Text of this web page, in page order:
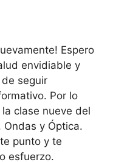
Espero
envidiable y
seguir
Por lo
clase nueve del
Ondas y Óptica.
punto y te
esfuerzo.